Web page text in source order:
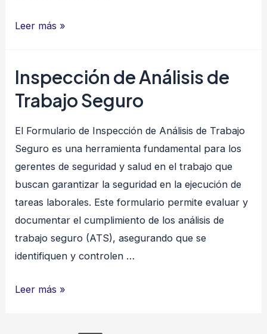
REPORTE
ACCIDENTES
–
INCIDENTES
Leer más »
Inspección de Análisis de
Trabajo Seguro
El Formulario de Inspección de Análisis de Trabajo
Seguro es una herramienta fundamental para los
gerentes de seguridad y salud en el trabajo que
buscan garantizar la seguridad en la ejecución de
tareas laborales. Este formulario permite evaluar y
documentar el cumplimiento de los análisis de
trabajo seguro (ATS), asegurando que se
identifiquen y controlen …
Inspección
Leer más »